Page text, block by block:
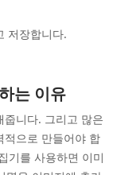
저장합니다.
는 이유
니다. 그리고 많은
적으로 만들어야 합
기를 사용하면 이미